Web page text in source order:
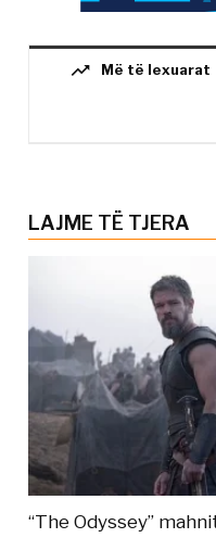
trending_up Më të lexuarat
LAJME TË TJERA
“The Odyssey”